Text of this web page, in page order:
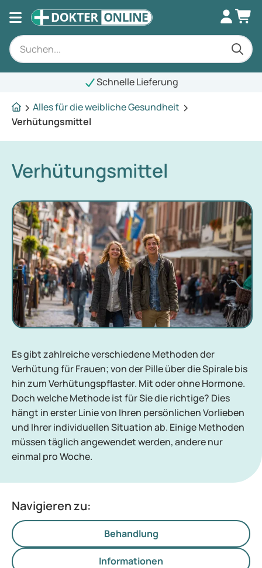
Alles für die weibliche Gesundheit
Verhütungsmittel
Verhütungsmittel
Es gibt zahlreiche verschiedene Methoden der
Verhütung für Frauen; von der Pille über die Spirale bis
hin zum Verhütungspflaster. Mit oder ohne Hormone.
Doch welche Methode ist für Sie die richtige? Dies
hängt in erster Linie von Ihren persönlichen Vorlieben
und Ihrer individuellen Situation ab. Einige Methoden
müssen täglich angewendet werden, andere nur
einmal pro Woche.
Navigieren zu:
Behandlung
Informationen